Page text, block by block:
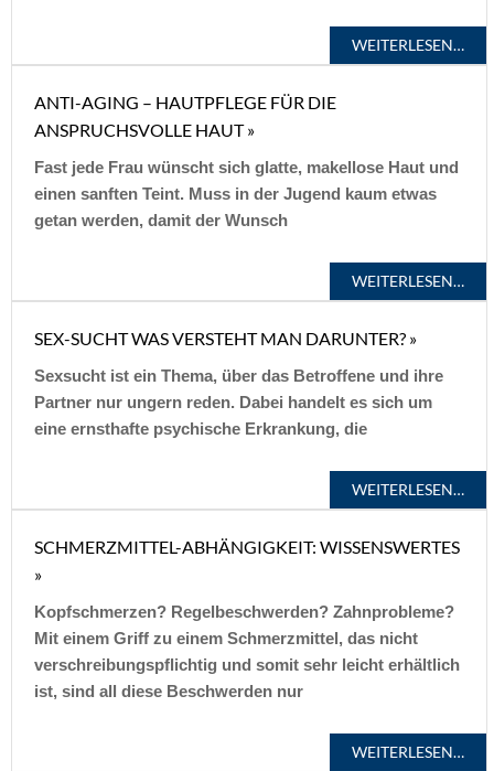
WEITERLESEN…
ANTI-AGING – HAUTPFLEGE FÜR DIE
ANSPRUCHSVOLLE HAUT »
Fast jede Frau wünscht sich glatte, makellose Haut und
einen sanften Teint. Muss in der Jugend kaum etwas
getan werden, damit der Wunsch
WEITERLESEN…
SEX-SUCHT WAS VERSTEHT MAN DARUNTER? »
Sexsucht ist ein Thema, über das Betroffene und ihre
Partner nur ungern reden. Dabei handelt es sich um
eine ernsthafte psychische Erkrankung, die
WEITERLESEN…
SCHMERZMITTEL-ABHÄNGIGKEIT: WISSENSWERTES
»
Kopfschmerzen? Regelbeschwerden? Zahnprobleme?
Mit einem Griff zu einem Schmerzmittel, das nicht
verschreibungspflichtig und somit sehr leicht erhältlich
ist, sind all diese Beschwerden nur
WEITERLESEN…